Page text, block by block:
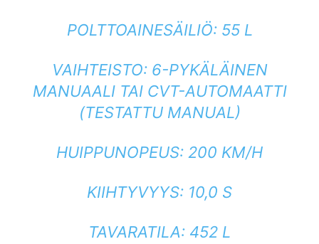
POLTTOAINESÄILIÖ: 55 L
VAIHTEISTO: 6-PYKÄLÄINEN
MANUAALI TAI CVT-AUTOMAATTI
(TESTATTU MANUAL)
HUIPPUNOPEUS: 200 KM/H
KIIHTYVYYS: 10,0 S
TAVARATILA: 452 L